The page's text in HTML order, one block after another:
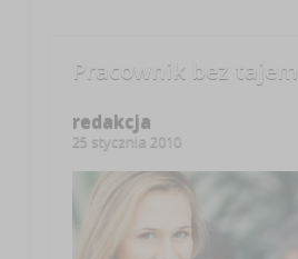
Pracownik bez
redakcja
25 stycznia 2010